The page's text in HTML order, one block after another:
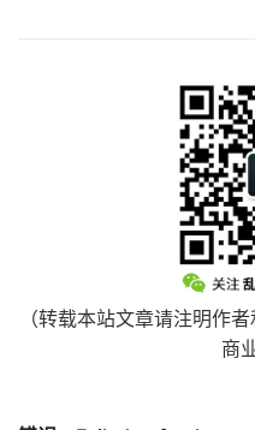
（转载本站文章请注明作
商